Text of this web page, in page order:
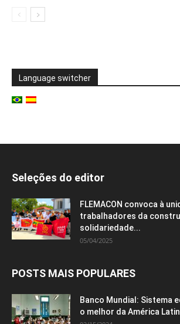
Language switcher
Seleções do editor
FLEMACON convoca à
trabalhadores da
solidariedade...
05/04/2025
POSTS MAIS POPULARES
Banco Mundial: Sistema
o melhor da América